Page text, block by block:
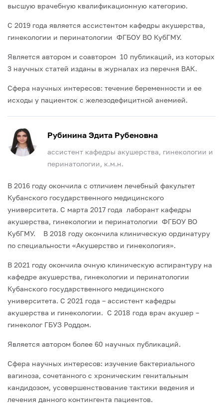
высшую врачебную квалификационную категорию.
С 2019 года является ассистентом кафедры акушерства,
гинекологии и перинатологии ФГБОУ ВО КубГМУ.
Является автором и соавтором 10 публикаций, из которых
3 научных статей изданы в журналах из перечня ВАК.
Сфера научных интересов: течение беременности и ее
исходы у пациенток с железодефицитной анемией.
Рубинина Эдита Рубеновна
ассистент кафедры акушерства, гинекологии и
перинатологии, к.м.н.
В 2016 году окончила с отличием лечебный факультет
Кубанского государственного медицинского
университета. С марта 2017 года лаборант кафедры
акушерства, гинекологии и перинатологии ФГБОУ ВО
КубГМУ. В 2018 году окончила клиническую ординатуру
по специальности «Акушерство и гинекология».
В 2021 году окончила очную клиническую аспирантуру на
кафедре акушерства, гинекологии и перинатологии
Кубанского государственного медицинского
университета. С 2021 года – ассистент кафедры
акушерства и гинекологии. С 2018 года врач акушер –
гинеколог ГБУЗ Роддом.
Является автором более 60 научных публикаций.
Сфера научных интересов: изучение бактериального
вагиноза, сочетанного с хроническим генитальным
кандидозом, усовершенствование тактики ведения и
лечения данного контингента пациентов.